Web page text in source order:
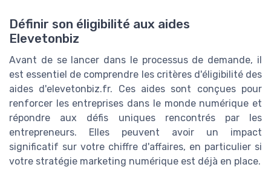
Définir son éligibilité aux aides
Elevetonbiz
Avant de se lancer dans le processus de demande, il
est essentiel de comprendre les critères d'éligibilité des
aides d'elevetonbiz.fr. Ces aides sont conçues pour
renforcer les entreprises dans le monde numérique et
répondre aux défis uniques rencontrés par les
entrepreneurs. Elles peuvent avoir un impact
significatif sur votre chiffre d'affaires, en particulier si
votre stratégie marketing numérique est déjà en place.